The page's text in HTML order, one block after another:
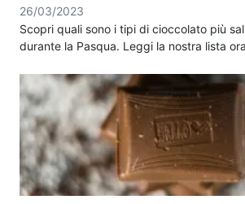
26/03/2023
Scopri quali sono i tipi di cioccolato più
durante la Pasqua. Leggi la nostra lista